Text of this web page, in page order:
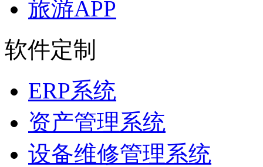
旅游APP
软件定制
ERP系统
资产管理系统
设备维修管理系统